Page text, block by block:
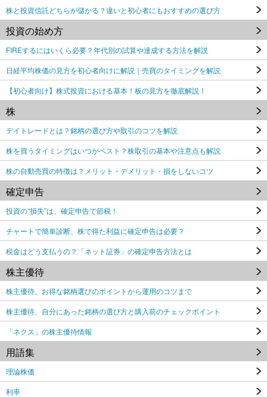
株と投資信託どちらが儲かる？違いと初心者にもおすすめの選び方
投資の始め方
FIREするにはいくら必要？年代別の試算や達成する方法を解説
日経平均株価の見方を初心者向けに解説｜売買のタイミングを解説
【初心者向け】株式投資における基本！板の見方を徹底解説！
株
デイトレードとは？銘柄の選び方や取引のコツを解説
株を買うタイミングはいつがベスト？株取引の基本や注意点も解説
株の自動売買の特徴は？メリット・デメリット・損をしないコツ
確定申告
投資の“損失”は、確定申告で節税！
チャートで簡単診断、株で得た利益に確定申告は必要？
税金はどう支払うの？「ネット証券」の確定申告方法とは
株主優待
株主優待、お得な銘柄選びのポイントから運用のコツまで
株主優待、自分にあった銘柄の選び方と購入前のチェックポイント
「ネクス」の株主優待情報
用語集
理論株価
利率